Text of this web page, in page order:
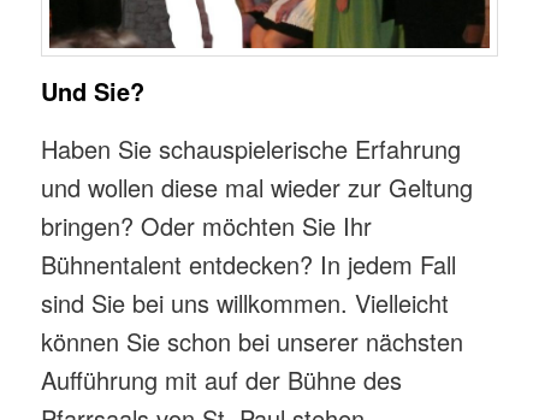
Und Sie?
Haben Sie schauspielerische Erfahrung
und wollen diese mal wieder zur Geltung
bringen? Oder möchten Sie Ihr
Bühnentalent entdecken? In jedem Fall
sind Sie bei uns willkommen. Vielleicht
können Sie schon bei unserer nächsten
Aufführung mit auf der Bühne des